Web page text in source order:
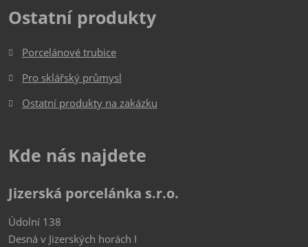
Ostatní produkty
Porcelánové trubice
Pro sklářský průmysl
Ostatní produkty na zakázku
Kde nás najdete
Jizerská porcelánka s.r.o.
Údolní 138
Desná v Jizerských horách I